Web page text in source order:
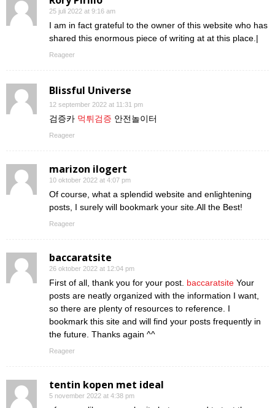
25 juli 2022 at 9:16 am
I am in fact grateful to the owner of this website who has
shared this enormous piece of writing at at this place.|
Reageer
Blissful Universe
12 september 2022 at 11:31 pm
검증카 먹튀검증 안전놀이터
Reageer
marizon ilogert
10 oktober 2022 at 4:07 pm
Of course, what a splendid website and enlightening
posts, I surely will bookmark your site.All the Best!
Reageer
baccaratsite
26 oktober 2022 at 12:04 pm
First of all, thank you for your post. baccaratsite Your
posts are neatly organized with the information I want,
so there are plenty of resources to reference. I
bookmark this site and will find your posts frequently in
the future. Thanks again ^^
Reageer
tentin kopen met ideal
5 november 2022 at 4:38 pm